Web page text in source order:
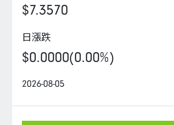
$7.3570
日漲跌
$0.0000(0.00%)
2026-08-05